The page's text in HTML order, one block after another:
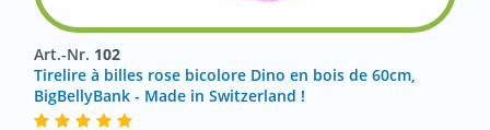
Art.-Nr. 102
Tirelire à billes rose bicolore Dino en bois de 60cm,
BigBellyBank - Made in Switzerland !